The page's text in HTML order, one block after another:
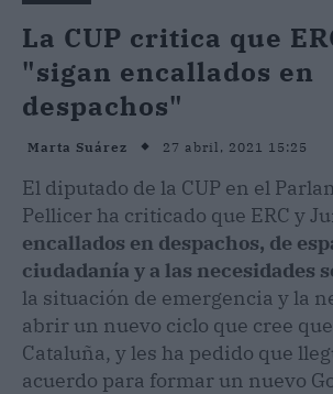
La CUP critica que
"sigan encallados en
despachos"
Marta Suárez 27 abril, 2021 15:25
El diputado de la CUP en el
Pellicer ha criticado que ERC y
encallados en despachos, de
ciudadanía y a las necesidades
la situación de emergencia y la
abrir un nuevo ciclo que cree
Cataluña, y les ha pedido que
acuerdo para formar un nuevo